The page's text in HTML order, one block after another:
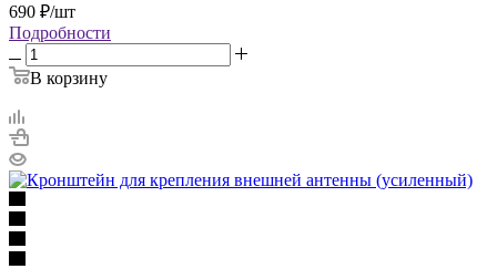
690 ₽/шт
Подробности
В корзину